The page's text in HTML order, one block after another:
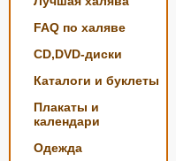
FAQ по халяве
CD,DVD-диски
Каталоги и буклеты
Плакаты и
календари
Одежда